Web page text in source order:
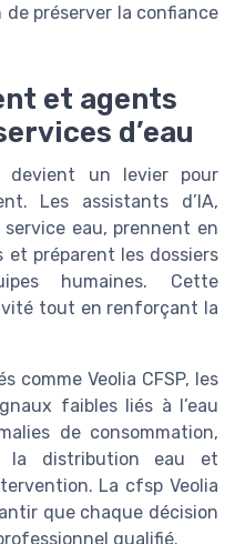
préserver la confiance
et agents
d’eau
un levier pour
Les assistants d’IA,
eau, prennent en
et préparent les dossiers
humaines. Cette
tout en renforçant la
comme Veolia CFSP, les
faibles liés à l’eau
de consommation,
la distribution eau et
La cfsp Veolia
que chaque décision
qualifié.